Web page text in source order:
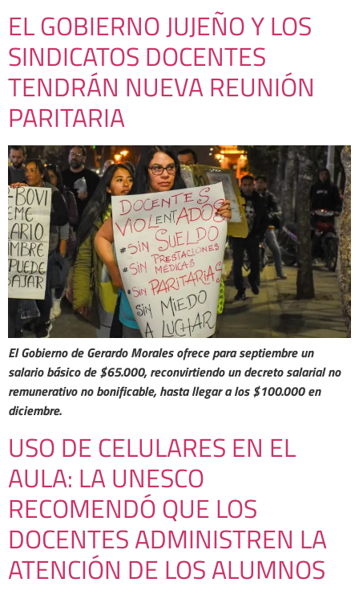
EL GOBIERNO JUJEÑO Y LOS
SINDICATOS DOCENTES
TENDRÁN NUEVA REUNIÓN
PARITARIA
El Gobierno de Gerardo Morales ofrece para septiembre un
salario básico de $65.000, reconvirtiendo un decreto salarial no
remunerativo no bonificable, hasta llegar a los $100.000 en
diciembre.
USO DE CELULARES EN EL
AULA: LA UNESCO
RECOMENDÓ QUE LOS
DOCENTES ADMINISTREN LA
ATENCIÓN DE LOS ALUMNOS